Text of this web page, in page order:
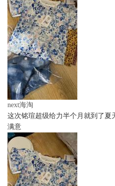
next海淘
这次铭瑄超级给力半个月就到了夏
满意